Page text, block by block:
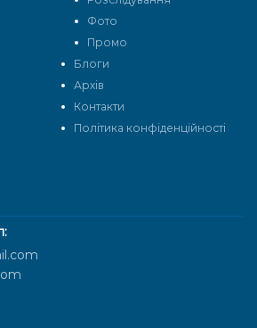
Фото
Промо
Блоги
Архів
Контакти
Політика конфіденційності